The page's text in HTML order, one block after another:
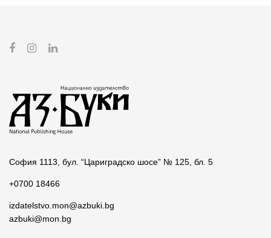
София 1113, бул. “Цариградско шосе” № 125, бл. 5
+0700 18466
izdatelstvo.mon@azbuki.bg
azbuki@mon.bg